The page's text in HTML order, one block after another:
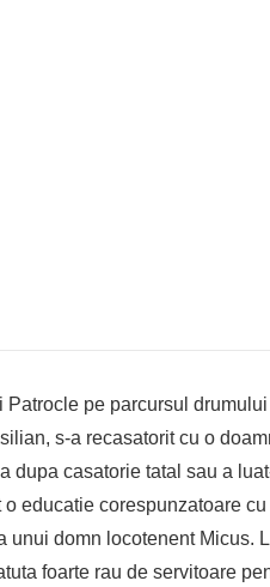
pe parcursul
s-a recasatorit cu o
casatorie tatal sau a
educatie corespunzatoare
domn locotenent Micus.
foarte rau de servitoare